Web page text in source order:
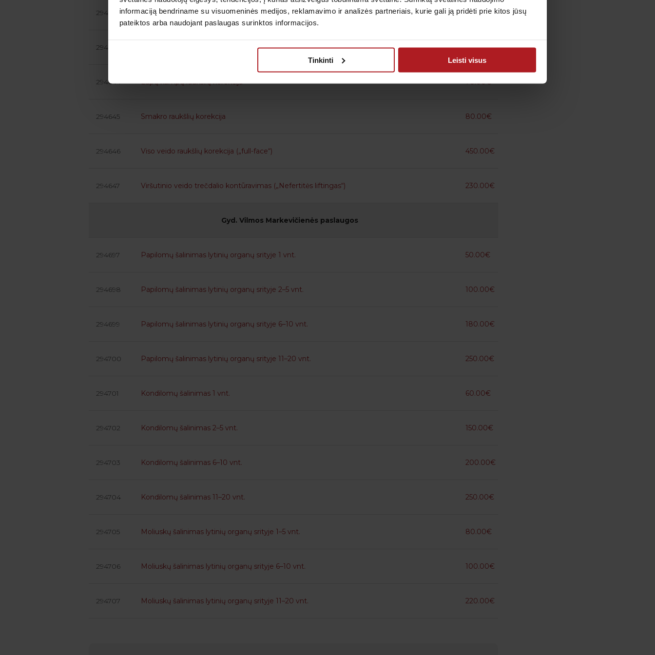
informaciją bendriname su visuomeninės medijos, reklamavimo ir analizės partneriais, kurie gali ją pridėti prie kitos jūsų
pateiktos arba naudojant paslaugas surinktos informacijos.
Tinkinti Leisti visus
294642 Akių srities („žąsų kojelių“) raukšlių korekcija 120.00€
294643 60.00€
294644 Lūpų kampų raukšlių korekcija 70.00€
294645 Smakro raukšlių korekcija 80.00€
294646 Viso veido raukšlių korekcija („full-face“) 450.00€
294647 Viršutinio veido trečdalio kontūravimas („Nefertitės liftingas“) 230.00€
Gyd. Vilmos Markevičienės paslaugos
294697 Papilomų šalinimas lytinių organų srityje 1 vnt. 50.00€
294698 Papilomų šalinimas lytinių organų srityje 2–5 vnt. 100.00€
294699 Papilomų šalinimas lytinių organų srityje 6–10 vnt. 180.00€
294700 Papilomų šalinimas lytinių organų srityje 11–20 vnt. 250.00€
294701 Kondilomų šalinimas 1 vnt. 60.00€
294702 Kondilomų šalinimas 2–5 vnt. 150.00€
294703 Kondilomų šalinimas 6–10 vnt. 200.00€
294704 Kondilomų šalinimas 11–20 vnt. 250.00€
294705 Moliuskų šalinimas lytinių organų srityje 1–5 vnt. 80.00€
294706 Moliuskų šalinimas lytinių organų srityje 6–10 vnt. 100.00€
294707 Moliuskų šalinimas lytinių organų srityje 11–20 vnt. 220.00€